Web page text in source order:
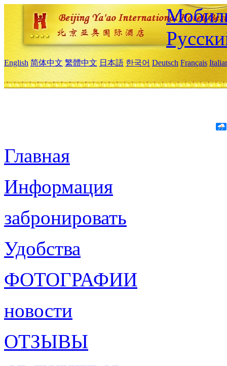
English 简体中文 繁體中文 日本語 한국어 Deutsch Français
Главная
Информация
забронировать
Удобства
ФОТОГРАФИИ
новости
ОТЗЫВЫ